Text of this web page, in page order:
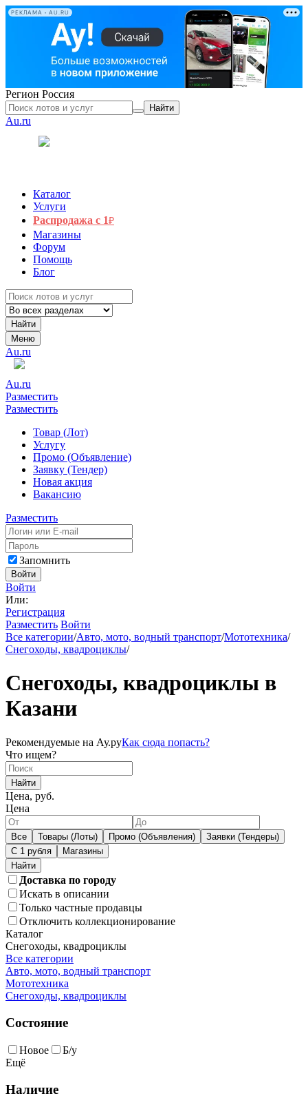
РЕКЛАМА • AU.RU
Регион Россия
Найти
Au.ru
Каталог
Услуги
Распродажа с 1₽
Магазины
Форум
Помощь
Блог
Найти
Меню
Au.ru
Au.ru
Разместить
Разместить
Товар (Лот)
Услугу
Промо (Объявление)
Заявку (Тендер)
Новая акция
Вакансию
Разместить
Запомнить
Войти
Войти
Или:
Регистрация
Разместить Войти
Все категории/Авто, мото, водный транспорт/Мототехника/
Снегоходы, квадроциклы/
Снегоходы, квадроциклы в
Казани
Рекомендуемые на Ау.руКак сюда попасть?
Что ищем?
Найти
Цена, руб.
Цена
Все Товары (Лоты) Промо (Объявления)
Заявки (Тендеры)
С 1 рубля
Магазины
Доставка по городу
Искать в описании
Только частные продавцы
Отключить коллекционирование
Каталог
Снегоходы, квадроциклы
Все категории
Авто, мото, водный транспорт
Мототехника
Снегоходы, квадроциклы
Состояние
Новое
Б/у
Ещё
Наличие